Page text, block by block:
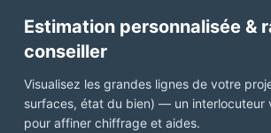
Estimation personnalisée &
conseiller
Visualisez les grandes lignes de votre
surfaces, état du bien) — un interlocuteur
pour affiner chiffrage et aides.